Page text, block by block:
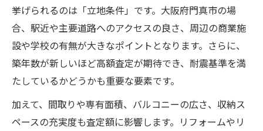
挙げられるのは「立地条件」です。大阪府門真市の場
合、駅近や主要道路へのアクセスの良さ、周辺の商業施
設や学校の有無が大きなポイントとなります。さらに、
築年数が新しいほど高額査定が期待でき、耐震基準を満
たしているかどうかも重要な要素です。
加えて、間取りや専有面積、バルコニーの広さ、収納ス
ペースの充実度も査定額に影響します。リフォームやリ